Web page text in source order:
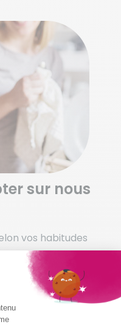
sur nous
vos habitudes
parquet,